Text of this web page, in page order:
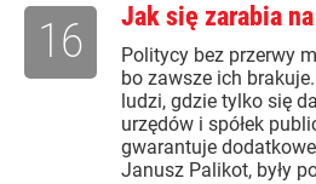
Jak się zarabia na
Politycy bez przerwy
bo zawsze ich
ludzi, gdzie tylko się
urzędów i spółek
gwarantuje
Janusz Palikot, były
16